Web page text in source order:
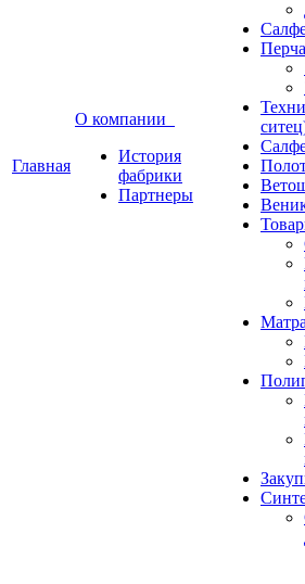
Главная
О компании
История
фабрики
Партнеры